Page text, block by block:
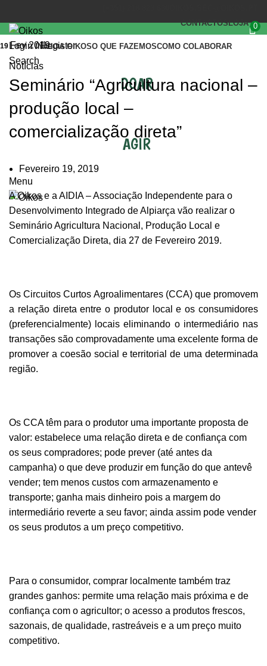
CONTACTOSLOJA 0
Login / Register
Search
INÍCIOA OIKOSO QUE FAZEMOSCOMO COLABORAR
DOAR
AGIR
Menu
Notícias
Seminário “Agricultura nacional –
produção local –
comercialização direta”
Fevereiro 19, 2019
19 Fev 2019
A Oikos e a AIDIA – Associação Independente para o
Desenvolvimento Integrado de Alpiarça vão realizar o
Seminário Agricultura Nacional, Produção Local e
Comercialização Direta, dia 27 de Fevereiro 2019.
Os Circuitos Curtos Agroalimentares (CCA) que promovem
a relação direta entre o produtor local e os consumidores
(preferencialmente) locais eliminando o intermediário nas
transações são comprovadamente uma excelente forma de
promover a coesão social e territorial de uma determinada
região.
Os CCA têm para o produtor uma importante proposta de
valor: estabelece uma relação direta e de confiança com
os seus compradores; pode prever (até antes da
campanha) o que deve produzir em função do que antevê
vender; tem menos custos com armazenamento e
transporte; ganha mais dinheiro pois a margem do
intermediário reverte a seu favor; ainda assim pode vender
os seus produtos a um preço competitivo.
Para o consumidor, comprar localmente também traz
grandes ganhos: permite uma relação mais próxima e de
confiança com o agricultor; o acesso a produtos frescos,
sazonais, de qualidade, rastreáveis e a um preço muito
competitivo.